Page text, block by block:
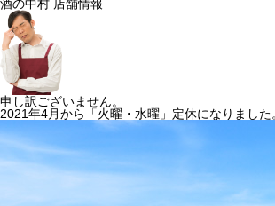
酒の中村 店舗情報
申し訳ございません。
2021年4月から「火曜・水曜」定休になりました